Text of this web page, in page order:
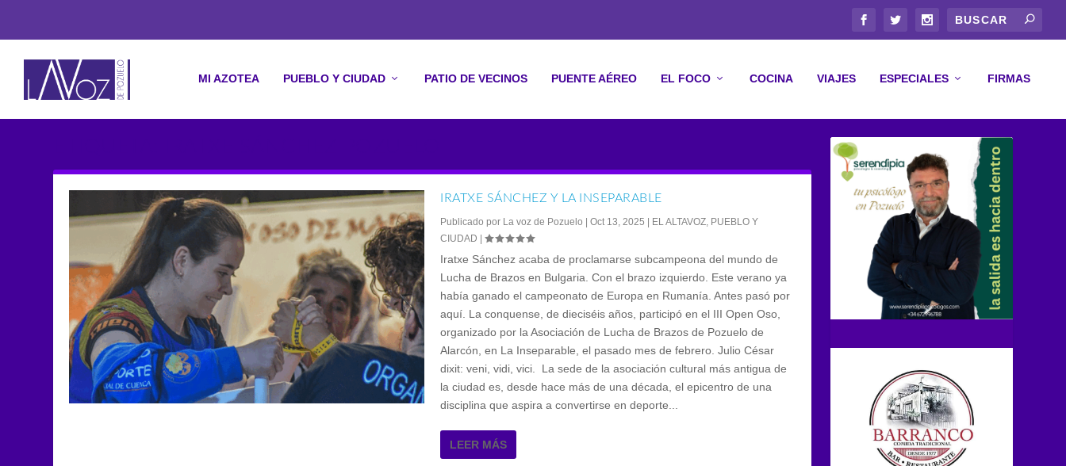
MI AZOTEA PUEBLO Y CIUDAD PATIO DE VECINOS PUENTE AÉREO EL FOCO COCINA VIAJES ESPECIALES FIRMAS
IRATXE SÁNCHEZ Y LA INSEPARABLE
Publicado por La voz de Pozuelo |Oct 13, 2025 EL ALTAVOZ, PUEBLO Y
CIUDAD |
Iratxe Sánchez acaba de proclamarse subcampeona del mundo de
Lucha de Brazos en Bulgaria. Con el brazo izquierdo. Este verano ya
había ganado el campeonato de Europa en Rumanía. Antes pasó por
aquí. La conquense, de dieciséis años, participó en el III Open Oso,
organizado por la Asociación de Lucha de Brazos de Pozuelo de
Alarcón, en La Inseparable, el pasado mes de febrero. Julio César
dixit: veni, vidi, vici. La sede de la asociación cultural más antigua de
la ciudad es, desde hace más de una década, el epicentro de una
disciplina que aspira a convertirse en deporte...
LEER MÁS